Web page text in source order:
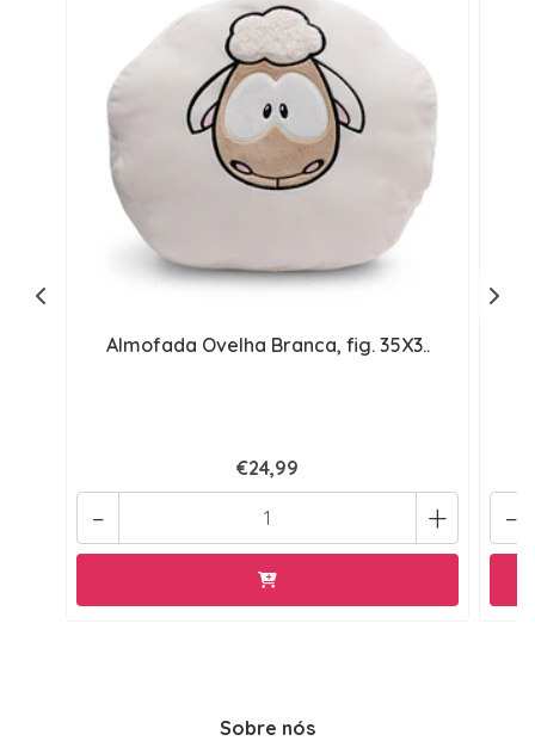
Almofada Ovelha Branca, fig. 35X3..
€24,99
+
- -
Sobre nós